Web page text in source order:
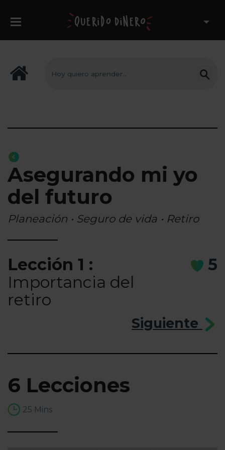
Asegurando mi yo
del futuro
Planeación • Seguro de vida • Retiro
Lección 1 :
Importancia del
retiro
5
Siguiente
6 Lecciones
25 Mins